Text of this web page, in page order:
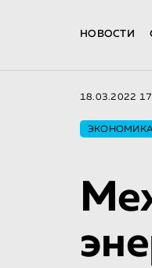
НОВОСТИ
18.03.2022